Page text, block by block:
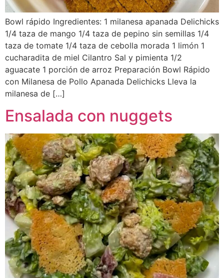
Bowl rápido Ingredientes: 1 milanesa apanada Delichicks
1/4 taza de mango 1/4 taza de pepino sin semillas 1/4
taza de tomate 1/4 taza de cebolla morada 1 limón 1
cucharadita de miel Cilantro Sal y pimienta 1/2
aguacate 1 porción de arroz Preparación Bowl Rápido
con Milanesa de Pollo Apanada Delichicks Lleva la
milanesa de […]
Ensalada con nuggets